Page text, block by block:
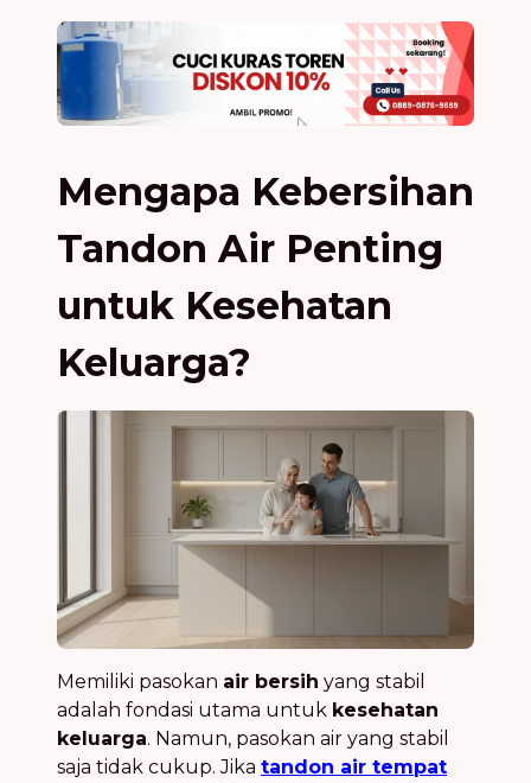
Mengapa Kebersihan
Tandon Air Penting
untuk Kesehatan
Keluarga?
Memiliki pasokan air bersih yang stabil
adalah fondasi utama untuk kesehatan
keluarga. Namun, pasokan air yang stabil
saja tidak cukup. Jika tandon air tempat